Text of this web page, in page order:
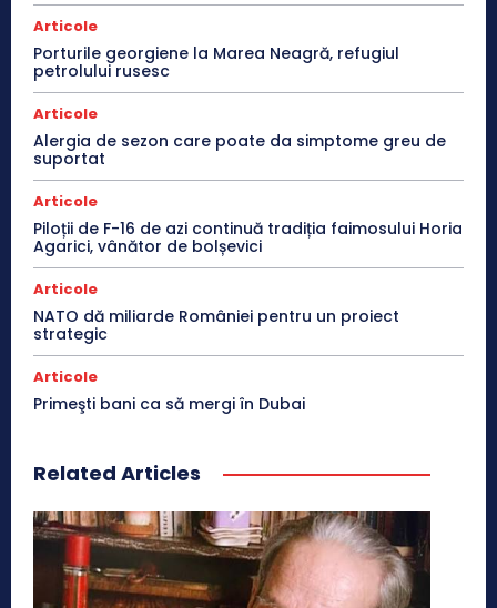
Articole
Porturile georgiene la Marea Neagră, refugiul
petrolului rusesc
Articole
Alergia de sezon care poate da simptome greu de
suportat
Articole
Piloții de F-16 de azi continuă tradiția faimosului Horia
Agarici, vânător de bolșevici
Articole
NATO dă miliarde României pentru un proiect
strategic
Articole
Primeşti bani ca să mergi în Dubai
Related Articles